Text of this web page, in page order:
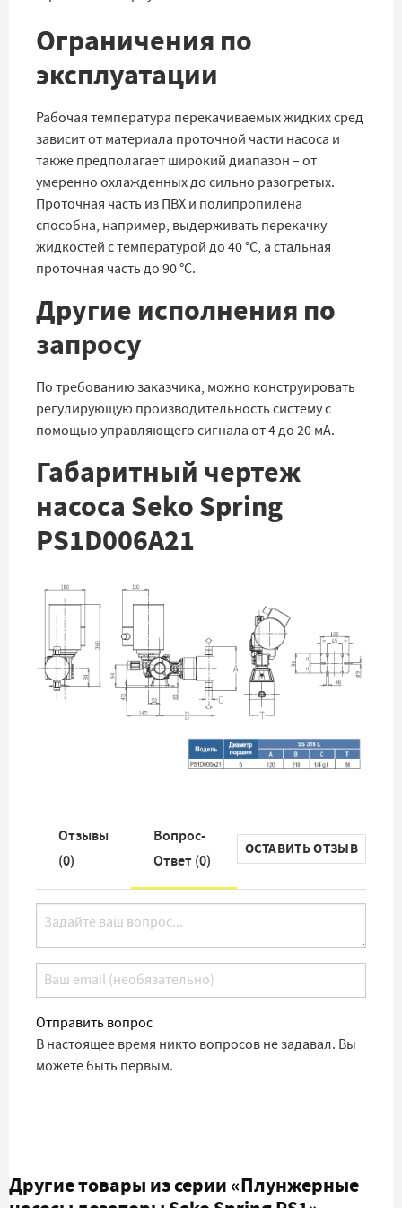
Ограничения по
эксплуатации
Рабочая температура перекачиваемых жидких сред
зависит от материала проточной части насоса и
также предполагает широкий диапазон – от
умеренно охлажденных до сильно разогретых.
Проточная часть из ПВХ и полипропилена
способна, например, выдерживать перекачку
жидкостей с температурой до 40 °C, а стальная
проточная часть до 90 °C.
Другие исполнения по
запросу
По требованию заказчика, можно конструировать
регулирующую производительность систему с
помощью управляющего сигнала от 4 до 20 мА.
Габаритный чертеж
насоса Seko Spring
PS1D006A21
Отзывы
(0)
Вопрос-
Ответ (0)
ОСТАВИТЬ ОТЗЫВ
Отправить вопрос
В настоящее время никто вопросов не задавал. Вы
можете быть первым.
Другие товары из серии«Плунжерные